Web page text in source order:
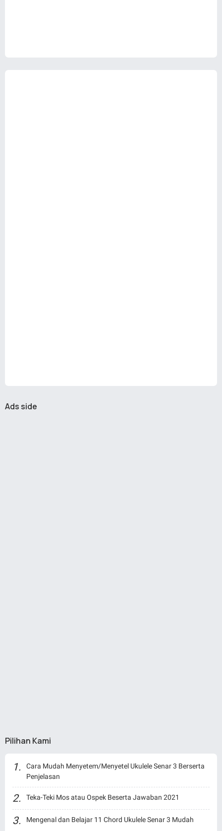
Ads side
Pilihan Kami
Cara Mudah Menyetem/Menyetel Ukulele Senar 3 Berserta
Penjelasan
Teka-Teki Mos atau Ospek Beserta Jawaban 2021
Mengenal dan Belajar 11 Chord Ukulele Senar 3 Mudah